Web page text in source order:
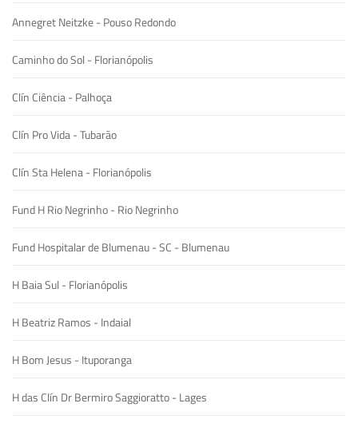
Annegret Neitzke - Pouso Redondo
Caminho do Sol - Florianópolis
Clín Ciência - Palhoça
Clín Pro Vida - Tubarão
Clín Sta Helena - Florianópolis
Fund H Rio Negrinho - Rio Negrinho
Fund Hospitalar de Blumenau - SC - Blumenau
H Baia Sul - Florianópolis
H Beatriz Ramos - Indaial
H Bom Jesus - Ituporanga
H das Clín Dr Bermiro Saggioratto - Lages